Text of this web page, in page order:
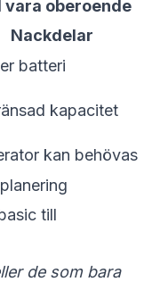
vara oberoende
Nackdelar
batteri
kapacitet
kan behövas
till
de som bara